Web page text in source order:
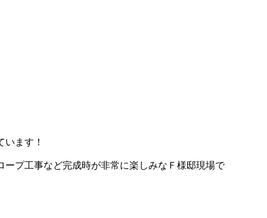
ます！
プ工事など完成時が非常に楽しみなＦ様邸現場で